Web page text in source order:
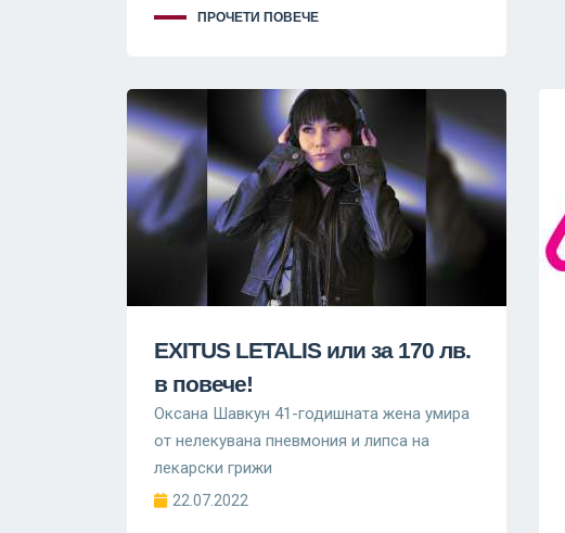
ПРОЧЕТИ ПОВЕЧЕ
EXITUS LETALIS или за 170 лв.
в повече!
Оксана Шавкун 41-годишната жена умира
от нелекувана пневмония и липса на
лекарски грижи
22.07.2022